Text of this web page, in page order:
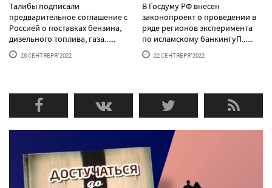
Талибы подписали
предварительное соглашение с
Россией о поставках бензина,
дизельного топлива, газа......
28 СЕНТЯБРЯ'2022
В Госдуму РФ внесен
законопроект о проведении в
ряде регионов эксперимента
по исламскому банкингуП......
22 СЕНТЯБРЯ'2022